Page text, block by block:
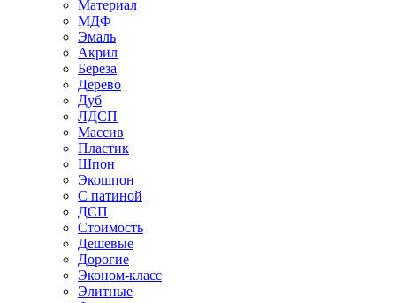
Материал
МДФ
Эмаль
Акрил
Береза
Дерево
Дуб
ЛДСП
Массив
Пластик
Шпон
Экошпон
С патиной
ДСП
Стоимость
Дешевые
Дорогие
Эконом-класс
Элитные